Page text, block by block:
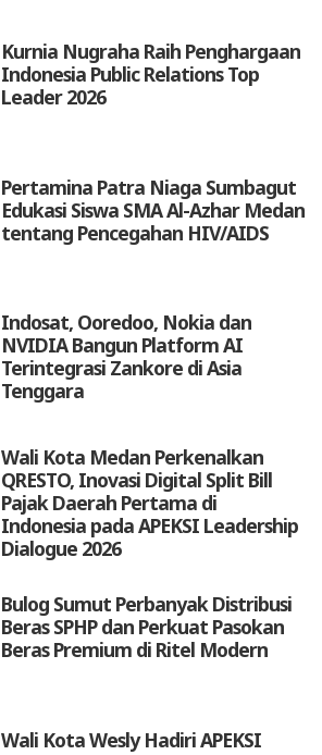
Kurnia Nugraha Raih Penghargaan
Indonesia Public Relations Top
Leader 2026
Pertamina Patra Niaga Sumbagut
Edukasi Siswa SMA Al-Azhar Medan
tentang Pencegahan HIV/AIDS
Indosat, Ooredoo, Nokia dan
NVIDIA Bangun Platform AI
Terintegrasi Zankore di Asia
Tenggara
Wali Kota Medan Perkenalkan
QRESTO, Inovasi Digital Split Bill
Pajak Daerah Pertama di
Indonesia pada APEKSI Leadership
Dialogue 2026
Bulog Sumut Perbanyak Distribusi
Beras SPHP dan Perkuat Pasokan
Beras Premium di Ritel Modern
Wali Kota Wesly Hadiri APEKSI